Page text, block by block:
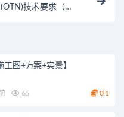
技术要求（最
图+方案+实景】
66 0.1